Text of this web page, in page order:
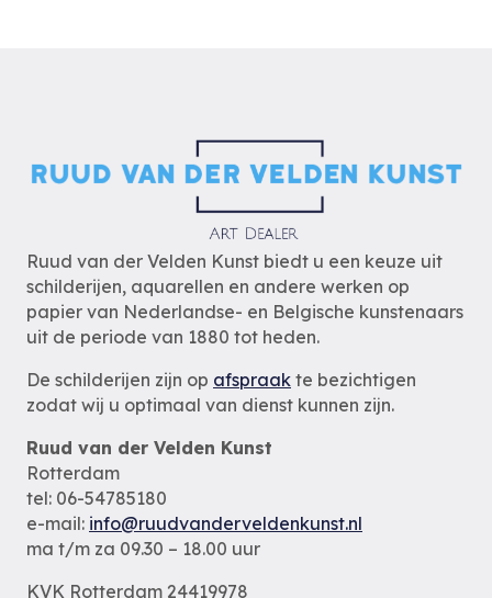
Ruud van der Velden Kunst biedt u een keuze uit
schilderijen, aquarellen en andere werken op
papier van Nederlandse- en Belgische kunstenaars
uit de periode van 1880 tot heden.
De schilderijen zijn op afspraak te bezichtigen
zodat wij u optimaal van dienst kunnen zijn.
Ruud van der Velden Kunst
Rotterdam
tel: 06-54785180
e-mail: info@ruudvanderveldenkunst.nl
ma t/m za 09.30 – 18.00 uur
KVK Rotterdam 24419978